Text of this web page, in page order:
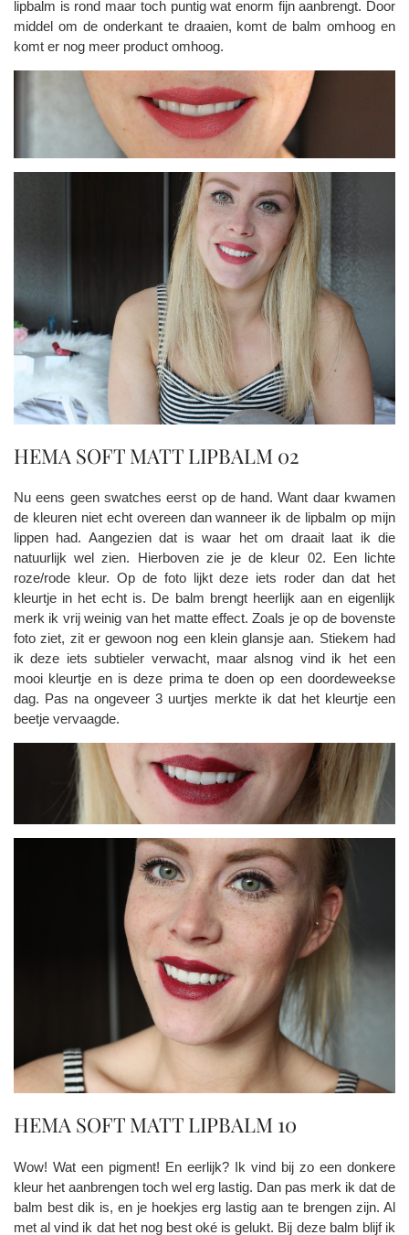
lipbalm is rond maar toch puntig wat enorm fijn aanbrengt. Door
middel om de onderkant te draaien, komt de balm omhoog en
komt er nog meer product omhoog.
HEMA SOFT MATT LIPBALM 02
Nu eens geen swatches eerst op de hand. Want daar kwamen
de kleuren niet echt overeen dan wanneer ik de lipbalm op mijn
lippen had. Aangezien dat is waar het om draait laat ik die
natuurlijk wel zien. Hierboven zie je de kleur 02. Een lichte
roze/rode kleur. Op de foto lijkt deze iets roder dan dat het
kleurtje in het echt is. De balm brengt heerlijk aan en eigenlijk
merk ik vrij weinig van het matte effect. Zoals je op de bovenste
foto ziet, zit er gewoon nog een klein glansje aan. Stiekem had
ik deze iets subtieler verwacht, maar alsnog vind ik het een
mooi kleurtje en is deze prima te doen op een doordeweekse
dag. Pas na ongeveer 3 uurtjes merkte ik dat het kleurtje een
beetje vervaagde.
HEMA SOFT MATT LIPBALM 10
Wow! Wat een pigment! En eerlijk? Ik vind bij zo een donkere
kleur het aanbrengen toch wel erg lastig. Dan pas merk ik dat de
balm best dik is, en je hoekjes erg lastig aan te brengen zijn. Al
met al vind ik dat het nog best oké is gelukt. Bij deze balm blijf ik